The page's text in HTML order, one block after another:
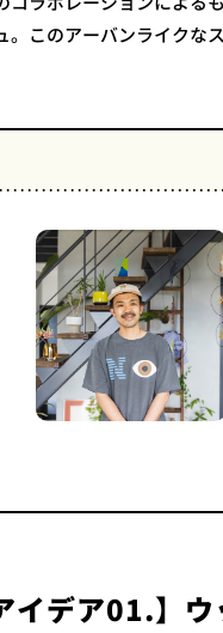
。このアーバンライクな
イデア01.】